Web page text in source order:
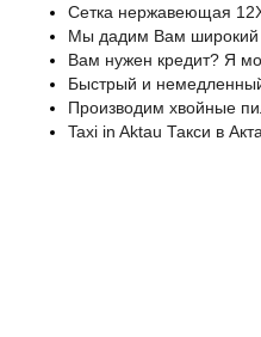
Сетка нержавеющая
Мы дадим Вам широкий
Вам нужен кредит? Я
Быстрый и
Производим хвойные
Taxi in Aktau Такси в